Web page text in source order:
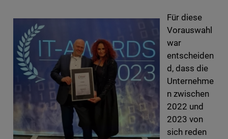
Für diese
Vorauswahl
war
entscheiden
d, dass die
Unternehme
n zwischen
2022 und
2023 von
sich reden